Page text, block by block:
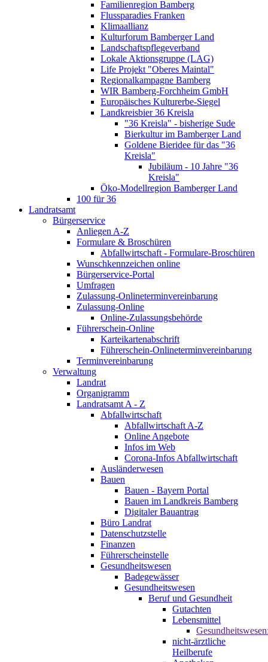
Familienregion Bamberg
Flussparadies Franken
Klimaallianz
Kulturforum Bamberger Land
Landschaftspflegeverband
Lokale Aktionsgruppe (LAG)
Life Projekt "Oberes Maintal"
Regionalkampagne Bamberg
WIR Bamberg-Forchheim GmbH
Europäisches Kulturerbe-Siegel
Landkreisbier 36 Kreisla
"36 Kreisla" - bisherige Sude
Bierkultur im Bamberger Land
Goldene Bieridee für das "36
Kreisla"
Jubiläum - 10 Jahre "36
Kreisla"
Öko-Modellregion Bamberger Land
100 für 36
Landratsamt
Bürgerservice
Anliegen A-Z
Formulare & Broschüren
Abfallwirtschaft - Formulare-Broschüren
Wunschkennzeichen online
Bürgerservice-Portal
Umfragen
Zulassung-Onlineterminvereinbarung
Zulassung-Online
Online-Zulassungsbehörde
Führerschein-Online
Karteikartenabschrift
Führerschein-Onlineterminvereinbarung
Terminvereinbarung
Verwaltung
Landrat
Organigramm
Landratsamt A - Z
Abfallwirtschaft
Abfallwirtschaft A-Z
Online Angebote
Infos im Web
Corona-Infos Abfallwirtschaft
Ausländerwesen
Bauen
Bauen - Bayern Portal
Bauen im Landkreis Bamberg
Digitaler Bauantrag
Büro Landrat
Datenschutzstelle
Finanzen
Führerscheinstelle
Gesundheitswesen
Badegewässer
Gesundheitswesen
Beruf und Gesundheit
Gutachten
Lebensmittel
nicht-ärztliche
Heilberufe